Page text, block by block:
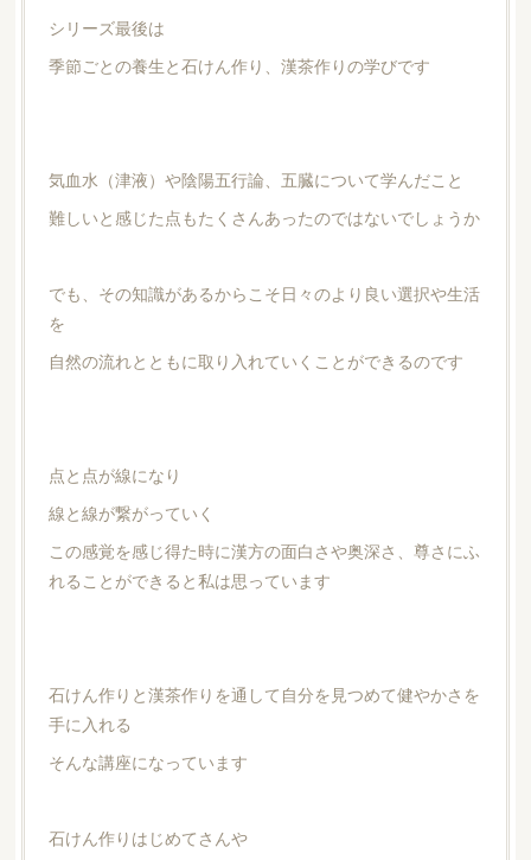
シリーズ最後は
季節ごとの養生と石けん作り、漢茶作りの学びです
気血水（津液）や陰陽五行論、五臓について学んだこと
難しいと感じた点もたくさんあったのではないでしょうか
でも、その知識があるからこそ日々のより良い選択や生活
を
自然の流れとともに取り入れていくことができるのです
点と点が線になり
線と線が繋がっていく
この感覚を感じ得た時に漢方の面白さや奥深さ、尊さにふ
れることができると私は思っています
石けん作りと漢茶作りを通して自分を見つめて健やかさを
手に入れる
そんな講座になっています
石けん作りはじめてさんや